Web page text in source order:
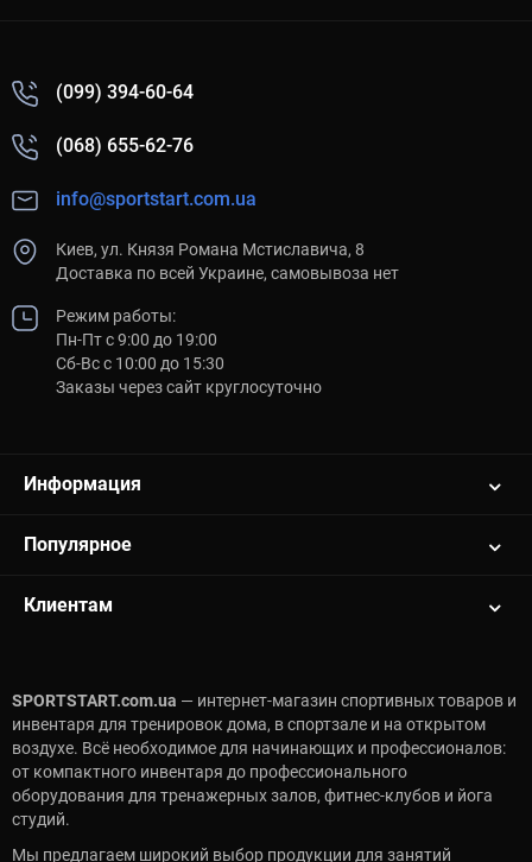
(099) 394-60-64
(068) 655-62-76
info@sportstart.com.ua
Киев, ул. Князя Романа Мстиславича, 8
Доставка по всей Украине, самовывоза нет
Режим работы:
Пн-Пт с 9:00 до 19:00
Сб-Вс с 10:00 до 15:30
Заказы через сайт круглосуточно
Информация
Популярное
Клиентам
SPORTSTART.com.ua — интернет-магазин спортивных товаров и
инвентаря для тренировок дома, в спортзале и на открытом
воздухе. Всё необходимое для начинающих и профессионалов:
от компактного инвентаря до профессионального
оборудования для тренажерных залов, фитнес-клубов и йога
студий.
Мы предлагаем широкий выбор продукции для занятий